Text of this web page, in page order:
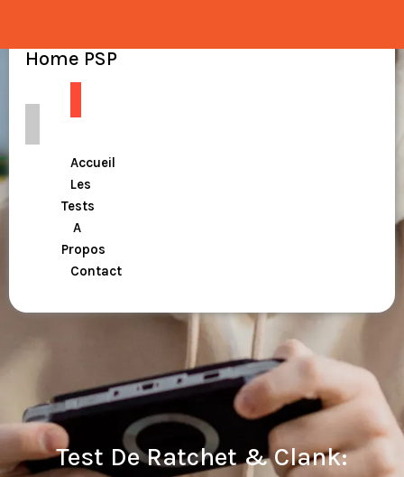
Home PSP
Accueil
Les
Tests
A
Propos
Contact
Test De Ratchet & Clank: